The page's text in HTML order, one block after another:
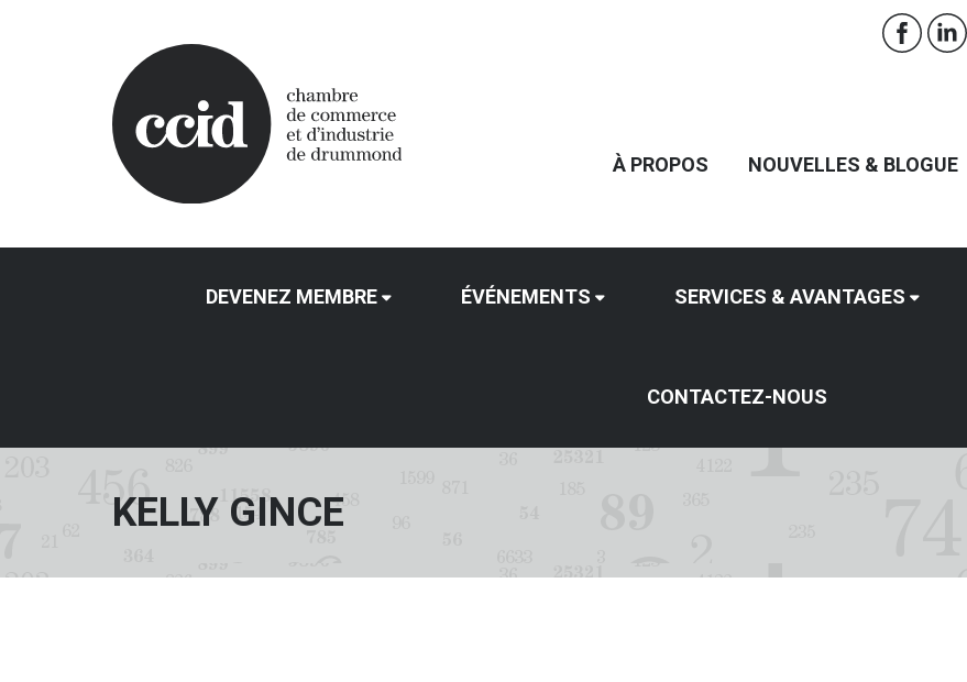
À PROPOS NOUVELLES & BLOGUE
DEVENEZ MEMBRE ÉVÉNEMENTS SERVICES & AVANTAGES
CONTACTEZ-NOUS
KELLY GINCE